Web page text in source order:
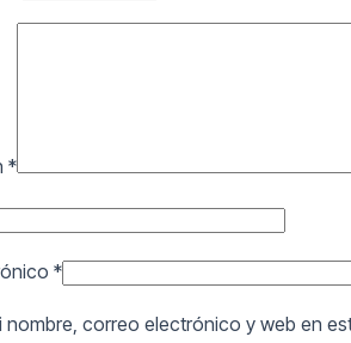
a cabalidad los conocimientos
Arismendi
al 100%
*
*
nombre, correo electrónico y web en